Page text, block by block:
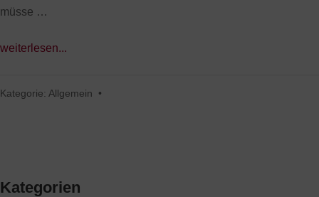
müsse …
weiterlesen...
Kategorie: Allgemein •
Kategorien